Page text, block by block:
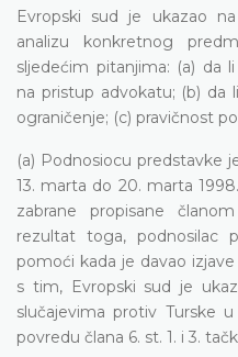
Evropski sud je ukazao
analizu konkretnog
sljedećim pitanjima: (a) da
na pristup advokatu; (b) da
ograničenje; (c) pravičnost
(a) Podnosiocu predstavke
13. marta do 20. marta
zabrane propisane
rezultat toga, podnosilac
pomoći kada je davao
s tim, Evropski sud je
slučajevima protiv Turske
povredu člana 6. st. 1. i 3.